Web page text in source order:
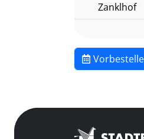
Zanklhof